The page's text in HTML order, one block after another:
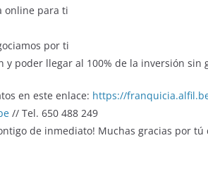
online para ti
por ti
y poder llegar al 100% de la inversión sin
en este enlace: https://
// Tel. 650 488 249
de inmediato! Muchas gracias por tú